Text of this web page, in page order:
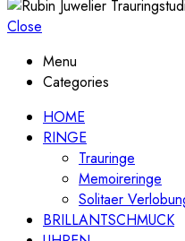
Close
Menu
Categories
HOME
RINGE
Trauringe
Memoireringe
Solitaer
BRILLANTSCHMUCK